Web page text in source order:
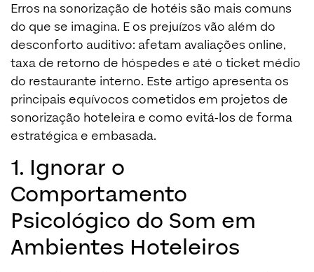
Erros na sonorização de hotéis são mais comuns
do que se imagina. E os prejuízos vão além do
desconforto auditivo: afetam avaliações online,
taxa de retorno de hóspedes e até o ticket médio
do restaurante interno. Este artigo apresenta os
principais equívocos cometidos em projetos de
sonorização hoteleira e como evitá-los de forma
estratégica e embasada.
1. Ignorar o
Comportamento
Psicológico do Som em
Ambientes Hoteleiros